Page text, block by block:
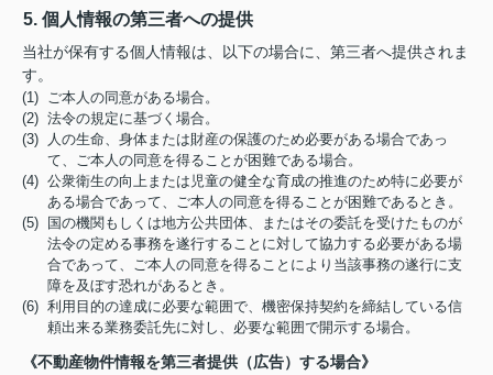
5. 個人情報の第三者への提供
当社が保有する個人情報は、以下の場合に、第三者へ提供されま
す。
(1) ご本人の同意がある場合。
(2) 法令の規定に基づく場合。
(3) 人の生命、身体または財産の保護のため必要がある場合であっ
て、ご本人の同意を得ることが困難である場合。
(4) 公衆衛生の向上または児童の健全な育成の推進のため特に必要が
ある場合であって、ご本人の同意を得ることが困難であるとき。
(5) 国の機関もしくは地方公共団体、またはその委託を受けたものが
法令の定める事務を遂行することに対して協力する必要がある場
合であって、ご本人の同意を得ることにより当該事務の遂行に支
障を及ぼす恐れがあるとき。
(6) 利用目的の達成に必要な範囲で、機密保持契約を締結している信
頼出来る業務委託先に対し、必要な範囲で開示する場合。
《不動産物件情報を第三者提供（広告）する場合》